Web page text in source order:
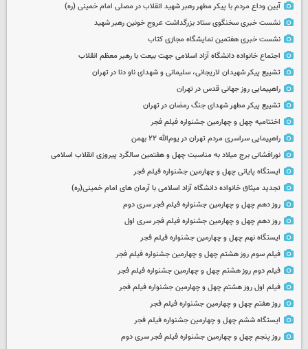
آیین وداع مردم با پیکر مطهر رهبر شهید انقلاب در مصلی امام خمینی (ره)
نشست خبری سخنگوی ستاد بزرگداشت عروج خونین رهبر شهید
نشست خبری هفتمین نمایشگاه مجازی کتاب
اجتماع خانواده دانشگاه آزاد اسلامی جهت بیعت با رهبر معظم انقلاب
تشییع پیکر شهیدان لاریجانی، سلیمانی و شهدای ناو دنا در تهران
راهپیمایی روز جهانی قدس در تهران
تشییع پیکر مطهر شهدای جنگ رمضان در تهران
اختتامیه چهل و چهارمین جشنواره فیلم فجر
راهپیمایی سراسری مردم تهران در یوم‌الله ۲۲ بهمن
نورافشانی برج میلاد به مناسبت چهل‌ و هفتمین سالگرد پیروزی انقلاب اسلامی
ایستگاه پایانی چهل و چهارمین جشنواره فیلم فجر
تجدید میثاق خانواده دانشگاه آزاد اسلامی با آرمان های امام خمینی(ره)
روز دهم چهل و چهارمین جشنواره فیلم فجر سری دوم
روز دهم چهل و چهارمین جشنواره فیلم فجر سری اول
ایستگاه نهم چهل و چهارمین جشنواره فیلم فجر
فیلم سوم روز هشتم چهل و چهارمین جشنواره فیلم فجر
فیلم دوم روز هشتم چهل و چهارمین جشنواره فیلم فجر
فیلم اول روز هشتم چهل و چهارمین جشنواره فیلم فجر
روز هفتم چهل و چهارمین جشنواره فیلم فجر
ایستگاه ششم چهل و چهارمین جشنواره فیلم فجر
روز پنجم چهل و چهارمین جشنواره فیلم فجر سری دوم